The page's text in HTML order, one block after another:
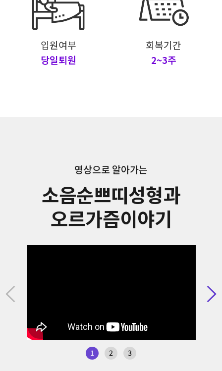
입원여부
당일퇴원
회복기간
2~3주
영상으로 알아가는
소음순쁘띠성형과
오르가즘이야기
1 2 3